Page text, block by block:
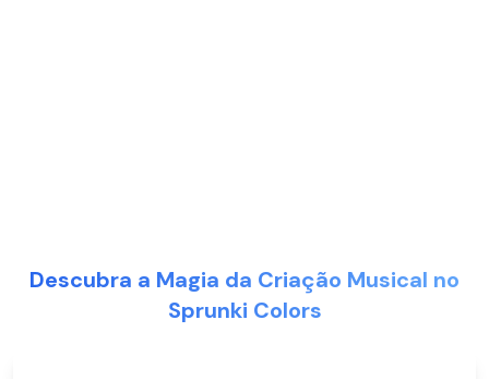
Descubra a Magia da Criação Musical no
Sprunki Colors